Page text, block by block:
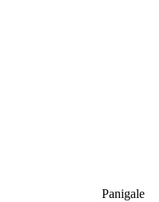
Panigale